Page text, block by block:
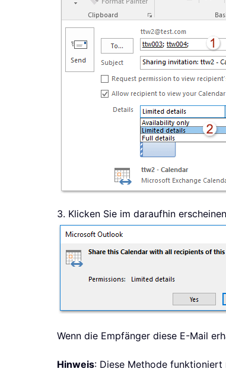
3. Klicken Sie im daraufhin
Wenn die Empfänger diese E-Mail
Hinweis: Diese Methode